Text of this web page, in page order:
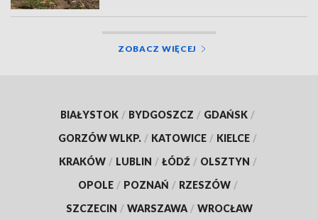
ZOBACZ WIĘCEJ
BIAŁYSTOK / BYDGOSZCZ / GDAŃSK /
GORZÓW WLKP. / KATOWICE / KIELCE /
KRAKÓW / LUBLIN / ŁÓDŹ / OLSZTYN /
OPOLE / POZNAŃ / RZESZÓW /
SZCZECIN / WARSZAWA / WROCŁAW